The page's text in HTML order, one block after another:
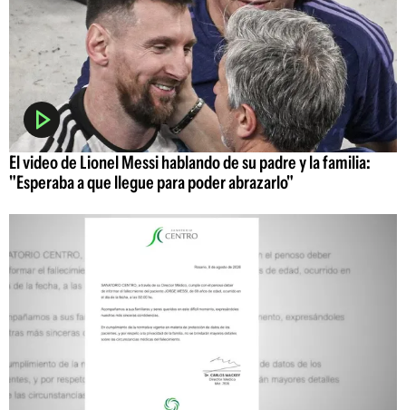
El video de Lionel Messi hablando de su padre y la familia:
"Esperaba a que llegue para poder abrazarlo"